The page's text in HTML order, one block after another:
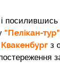
і
"Пелікан-тур"
з